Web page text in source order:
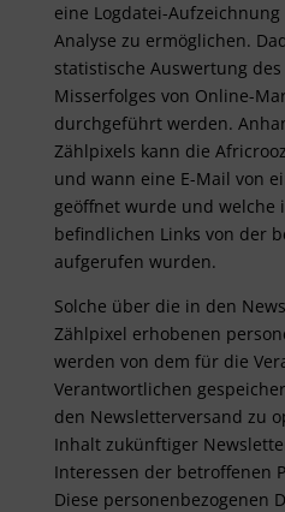
eine Logdatei-
Analyse zu ermöglichen.
statistische Auswertung
Misserfolges von Online-
durchgeführt werden.
Zählpixels kann die
und wann eine E-Mail von
geöffnet wurde und welche
befindlichen Links von der
aufgerufen wurden.
Solche über die in den
Zählpixel erhobenen
werden von dem für die
Verantwortlichen
den Newsletterversand zu
Inhalt zukünftiger
Interessen der betroffenen
Diese personenbezogenen